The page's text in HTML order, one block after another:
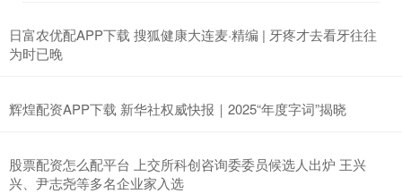
日富农优配APP下载 搜狐健康大连麦·精编 | 牙疼才去看牙往往
为时已晚
辉煌配资APP下载 新华社权威快报｜2025“年度字词”揭晓
股票配资怎么配平台 上交所科创咨询委委员候选人出炉 王兴
兴、尹志尧等多名企业家入选